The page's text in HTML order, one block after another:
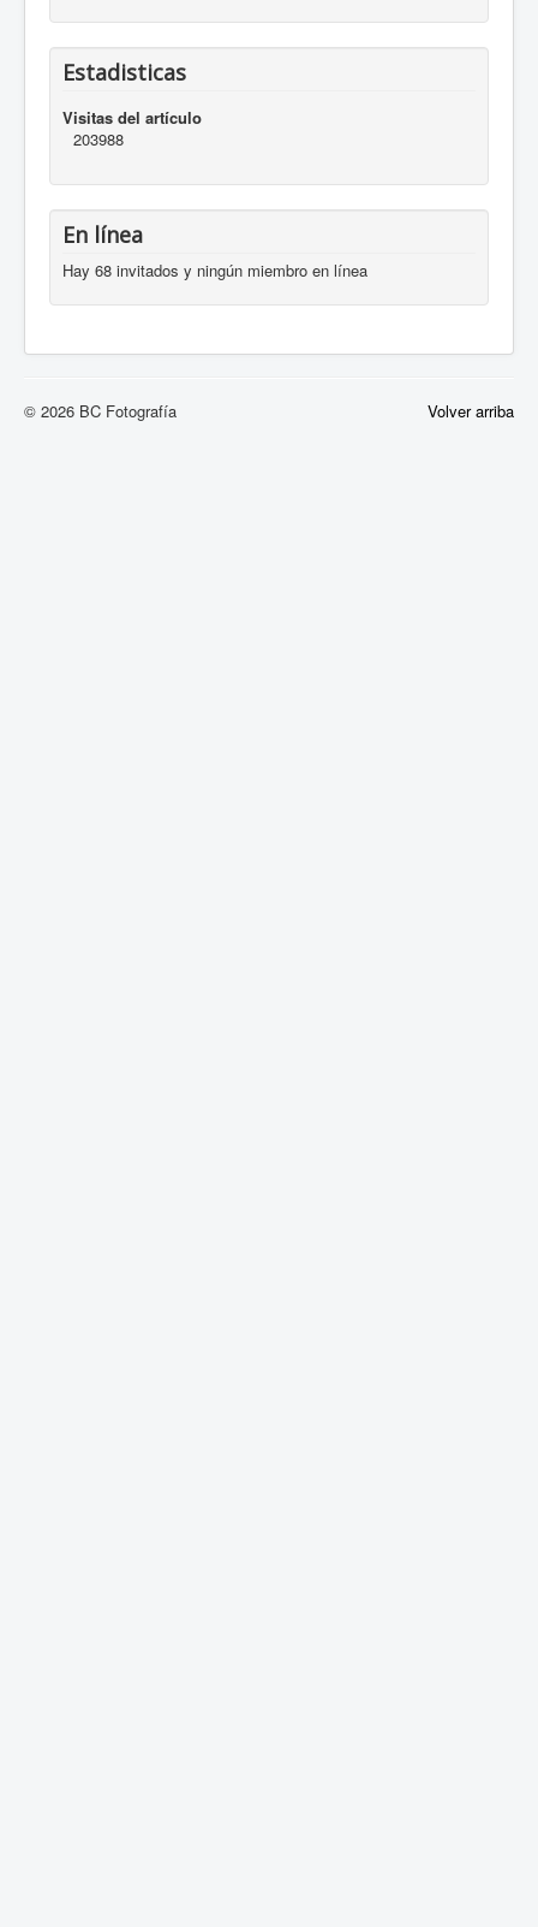
Estadisticas
Visitas del artículo
203988
En línea
Hay 68 invitados y ningún miembro en línea
Volver arriba
© 2026 BC Fotografía